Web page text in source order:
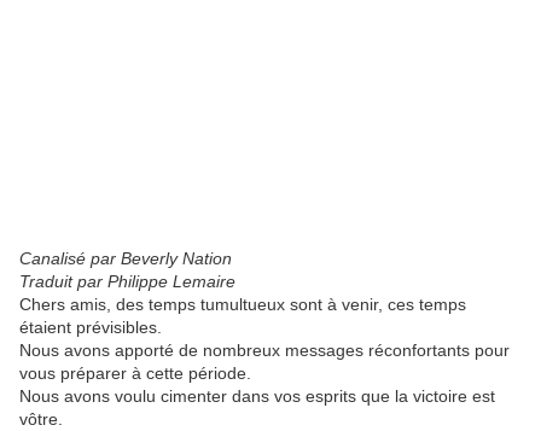
Canalisé par Beverly Nation
Traduit par Philippe Lemaire
Chers amis, des temps tumultueux sont à venir, ces temps
étaient prévisibles.
Nous avons apporté de nombreux messages réconfortants pour
vous préparer à cette période.
Nous avons voulu cimenter dans vos esprits que la victoire est
vôtre.